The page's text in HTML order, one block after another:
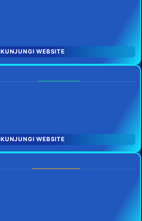
KUNJUNGI WEBSITE
KUNJUNGI WEBSITE